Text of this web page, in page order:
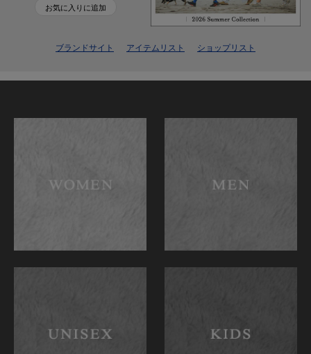
お気に入りに追加
ブランドサイト アイテムリスト ショップリスト